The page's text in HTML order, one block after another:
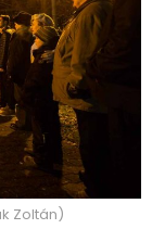
Zoltán)